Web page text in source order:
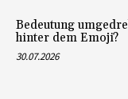
Bedeutung
hinter dem Emoji?
30.07.2026